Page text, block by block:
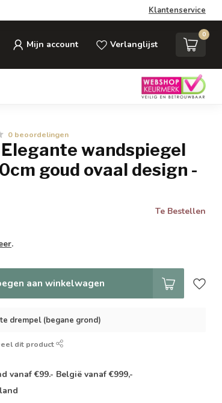
Klantenservice
Mijn account Verlanglijst
0
0 beoordelingen
wandspiegel
goud ovaal design -
Te Bestellen
.
aan winkelwagen
drempel (begane grond)
dit product
vanaf €99.- België vanaf €999,-